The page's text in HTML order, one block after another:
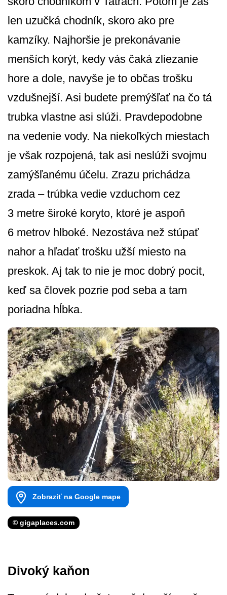
len uzučká chodník, skoro ako pre
kamzíky. Najhoršie je prekonávanie
menších korýt, kedy vás čaká zliezanie
hore a dole, navyše je to občas trošku
vzdušnejší. Asi budete premýšľať na čo tá
trubka vlastne asi slúži. Pravdepodobne
na vedenie vody. Na niekoľkých miestach
je však rozpojená, tak asi neslúži svojmu
zamýšľanému účelu. Zrazu prichádza
zrada – trúbka vedie vzduchom cez
3 metre široké koryto, ktoré je aspoň
6 metrov hlboké. Nezostáva než stúpať
nahor a hľadať trošku užší miesto na
preskok. Aj tak to nie je moc dobrý pocit,
keď sa človek pozrie pod seba a tam
poriadna hĺbka.
Zobraziť na Google mape
© gigaplaces.com
Divoký kaňon